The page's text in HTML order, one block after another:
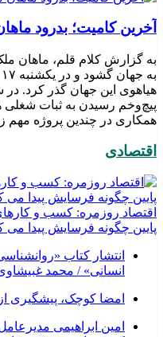
​آخرین کامیت؛ بدرود
هیاهوی این جهان گذر کرد. در
پیچ‌وخم رسیدن به ثبات شغلی
همکاری در چندین پروژه مهم
اقتصادی
اقتصاد روزمره: کسب‌ و
پایین چگونه فرسایش پیدا می
انتشار کتاب
انسانی» / محمد
امضا کوچک، پیشگیری
امین ابراهیمی